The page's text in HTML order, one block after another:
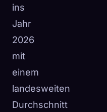
ins
Jahr
2026
mit
einem
landesweiten
Durchschnitt